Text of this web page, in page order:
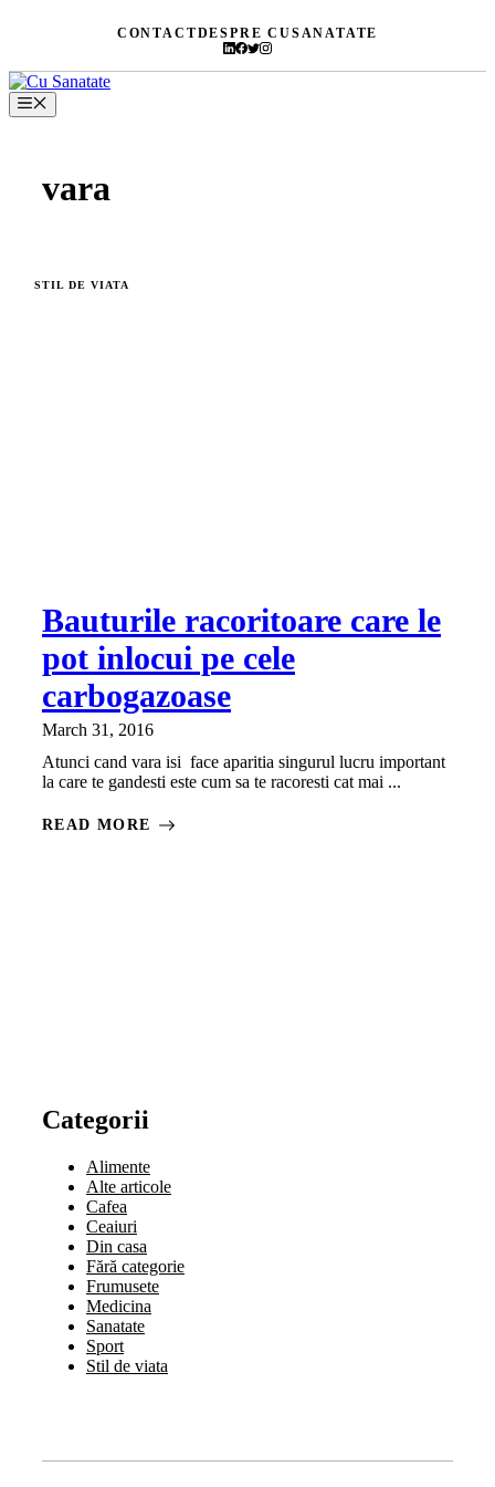
CONTACTDESPRE CUSANATATE
Menu
vara
STIL DE VIATA
Bauturile racoritoare care le
pot inlocui pe cele
carbogazoase
March 31, 2016
Atunci cand vara isi face aparitia singurul lucru important
la care te gandesti este cum sa te racoresti cat mai ...
READ MORE
Categorii
Alimente
Alte articole
Cafea
Ceaiuri
Din casa
Fără categorie
Frumusete
Medicina
Sanatate
Sport
Stil de viata